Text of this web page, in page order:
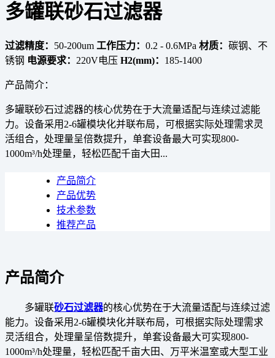
多罐联砂石过滤器
过滤精度： 50-200um 工作压力： 0.2 - 0.6MPa 材质： 碳钢、不
锈钢 电源要求： 220V电压 H2(mm)： 185-1400
产品简介：
多罐联砂石过滤器的核心优势在于大流量适配与连续过滤能
力。设备采用2-6罐模块化并联布局，可根据实际处理需求灵
活组合，处理量呈倍数提升，单套设备最大可实现800-
1000m³/h处理量，轻松匹配千亩大田...
产品简介
产品优势
技术参数
推荐产品
产品简介
多罐联砂石过滤器的核心优势在于大流量适配与连续过滤
能力。设备采用2-6罐模块化并联布局，可根据实际处理需求
灵活组合，处理量呈倍数提升，单套设备最大可实现800-
1000m³/h处理量，轻松匹配千亩大田、万平米温室或大型工业